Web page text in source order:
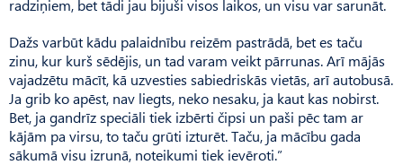
radziņiem, bet tādi jau bijuši visos laikos, un visu var sarunāt.
Dažs varbūt kādu palaidnību reizēm pastrādā, bet es taču
zinu, kur kurš sēdējis, un tad varam veikt pārrunas. Arī mājās
vajadzētu mācīt, kā uzvesties sabiedriskās vietās, arī autobusā.
Ja grib ko apēst, nav liegts, neko nesaku, ja kaut kas nobirst.
Bet, ja gandrīz speciāli tiek izbērti čipsi un paši pēc tam ar
kājām pa virsu, to taču grūti izturēt. Taču, ja mācību gada
sākumā visu izrunā, noteikumi tiek ievēroti.”